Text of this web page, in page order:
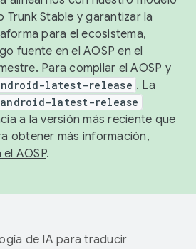
Trunk Stable y garantizar la
para el ecosistema,
fuente en el AOSP en el
Para compilar el AOSP y
latest-release . La
android-latest-release
a la versión más reciente que
obtener más información,
AOSP.
de IA para traducir